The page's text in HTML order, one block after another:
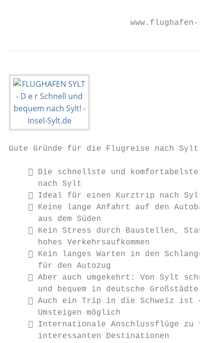
www.flughafen-
Gute Gründe für die Flugreise nach Sylt
 Die schnellste und komfortabelste
      nach Sylt
     Ideal für einen Kurztrip nach Sylt
 Keine lange Anfahrt auf den
      aus dem Süden
 Kein Stress durch Baustellen, Staus
      hohes Verkehrsaufkommen
     Kein langes Warten in den Schlangen
      für den Autozug
     Aber auch umgekehrt: Von Sylt schnell
      und bequem in deutsche Großstädte
     Auch ein Trip in die Schweiz ist ohne
      Umsteigen möglich
 Internationale Anschlussflüge zu
      interessanten Destinationen